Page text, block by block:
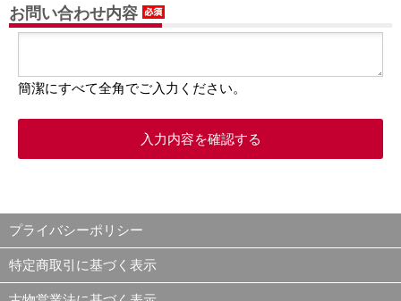
お問い合わせ内容
簡潔にすべて全角でご入力ください。
プライバシーポリシー
特定商取引に基づく表示